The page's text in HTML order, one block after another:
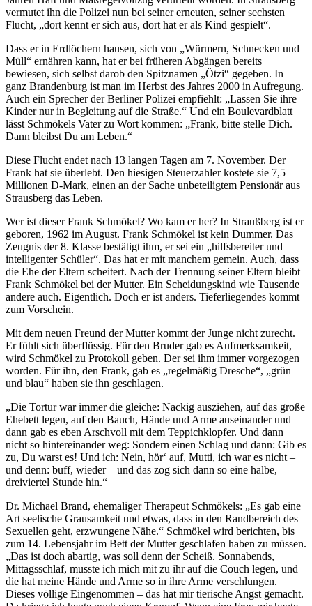
vermutet ihn die Polizei nun bei seiner erneuten, seiner sechsten
Flucht, „dort kennt er sich aus, dort hat er als Kind gespielt“.
Dass er in Erdlöchern hausen, sich von „Würmern, Schnecken und
Müll“ ernähren kann, hat er bei früheren Abgängen bereits
bewiesen, sich selbst darob den Spitznamen „Ötzi“ gegeben. In
ganz Brandenburg ist man im Herbst des Jahres 2000 in Aufregung.
Auch ein Sprecher der Berliner Polizei empfiehlt: „Lassen Sie ihre
Kinder nur in Begleitung auf die Straße.“ Und ein Boulevardblatt
lässt Schmökels Vater zu Wort kommen: „Frank, bitte stelle Dich.
Dann bleibst Du am Leben.“
Diese Flucht endet nach 13 langen Tagen am 7. November. Der
Frank hat sie überlebt. Den hiesigen Steuerzahler kostete sie 7,5
Millionen D-Mark, einen an der Sache unbeteiligtem Pensionär aus
Strausberg das Leben.
Wer ist dieser Frank Schmökel? Wo kam er her? In Straußberg ist er
geboren, 1962 im August. Frank Schmökel ist kein Dummer. Das
Zeugnis der 8. Klasse bestätigt ihm, er sei ein „hilfsbereiter und
intelligenter Schüler“. Das hat er mit manchem gemein. Auch, dass
die Ehe der Eltern scheitert. Nach der Trennung seiner Eltern bleibt
Frank Schmökel bei der Mutter. Ein Scheidungskind wie Tausende
andere auch. Eigentlich. Doch er ist anders. Tieferliegendes kommt
zum Vorschein.
Mit dem neuen Freund der Mutter kommt der Junge nicht zurecht.
Er fühlt sich überflüssig. Für den Bruder gab es Aufmerksamkeit,
wird Schmökel zu Protokoll geben. Der sei ihm immer vorgezogen
worden. Für ihn, den Frank, gab es „regelmäßig Dresche“, „grün
und blau“ haben sie ihn geschlagen.
„Die Tortur war immer die gleiche: Nackig ausziehen, auf das große
Ehebett legen, auf den Bauch, Hände und Arme auseinander und
dann gab es eben Arschvoll mit dem Teppichklopfer. Und dann
nicht so hintereinander weg: Sondern einen Schlag und dann: Gib es
zu, Du warst es! Und ich: Nein, hör‘ auf, Mutti, ich war es nicht –
und denn: buff, wieder – und das zog sich dann so eine halbe,
dreiviertel Stunde hin.“
Dr. Michael Brand, ehemaliger Therapeut Schmökels: „Es gab eine
Art seelische Grausamkeit und etwas, dass in den Randbereich des
Sexuellen geht, erzwungene Nähe.“ Schmökel wird berichten, bis
zum 14. Lebensjahr im Bett der Mutter geschlafen haben zu müssen.
„Das ist doch abartig, was soll denn der Scheiß. Sonnabends,
Mittagsschlaf, musste ich mich mit zu ihr auf die Couch legen, und
die hat meine Hände und Arme so in ihre Arme verschlungen.
Dieses völlige Eingenommen – das hat mir tierische Angst gemacht.